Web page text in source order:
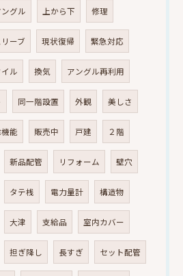
グル 上から下 修理
ーブ 現状復帰 緊急対応
ル 換気 アングル再利用
同一階設置 外観 美しさ
能 販売中 戸建 ２階
新品配管 リフォーム 壁穴
タテ桟 電力量計 構造物
大津 支給品 室内カバー
担ぎ降し 長すぎ セット配管